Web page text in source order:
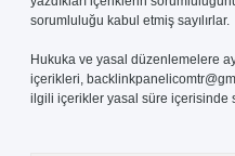
sorumluluğu kabul etmiş sayılırlar.
Hukuka ve yasal düzenlemelere
içerikleri,
ilgili içerikler yasal süre içerisinde